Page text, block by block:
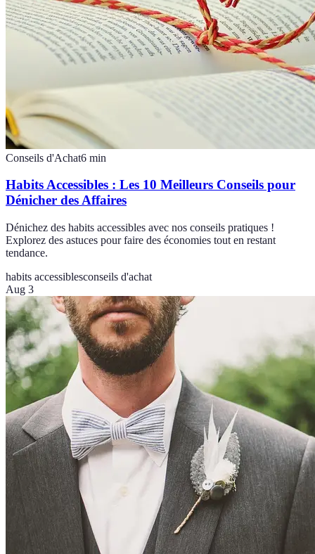
Conseils d'Achat6 min
Habits Accessibles : Les 10 Meilleurs Conseils pour
Dénicher des Affaires
Dénichez des habits accessibles avec nos conseils pratiques !
Explorez des astuces pour faire des économies tout en restant
tendance.
habits accessiblesconseils d'achat
Aug 3